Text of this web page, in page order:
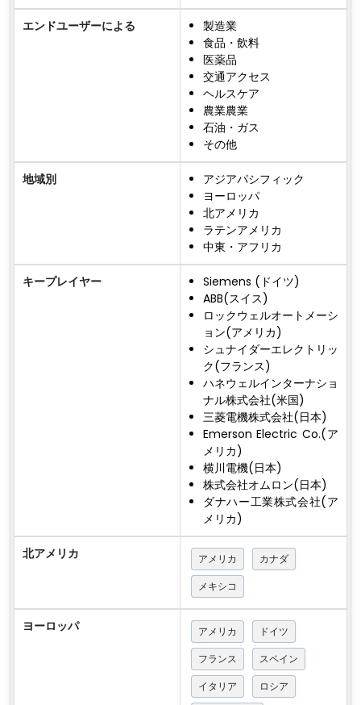
エンドユーザーによる
製造業
食品・飲料
医薬品
交通アクセス
ヘルスケア
農業農業
石油・ガス
その他
地域別
アジアパシフィック
ヨーロッパ
北アメリカ
ラテンアメリカ
中東・アフリカ
キープレイヤー
Siemens (ドイツ)
ABB(スイス)
ロックウェルオートメーシ
ョン(アメリカ)
シュナイダーエレクトリッ
ク(フランス)
ハネウェルインターナショ
ナル株式会社(米国)
三菱電機株式会社(日本)
Emerson Electric Co.(ア
メリカ)
横川電機(日本)
株式会社オムロン(日本)
ダナハー工業株式会社(ア
メリカ)
北アメリカ アメリカ
カナダ
メキシコ
ヨーロッパ アメリカ
ドイツ
フランス
スペイン
イタリア
ロシア